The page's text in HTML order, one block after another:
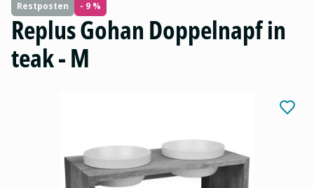
Restposten
- 9 %
Replus Gohan Doppelnapf in
teak - M